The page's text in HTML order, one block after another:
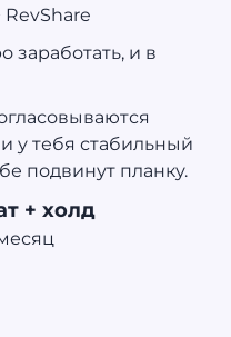
RevShare
заработать, и в
у тебя стабильный
подвинут планку.
+ холд